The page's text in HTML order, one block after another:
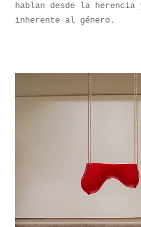
hablan desde la
inherente al género.